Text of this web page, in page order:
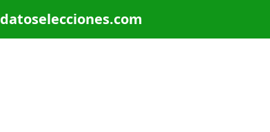
datoselecciones.com